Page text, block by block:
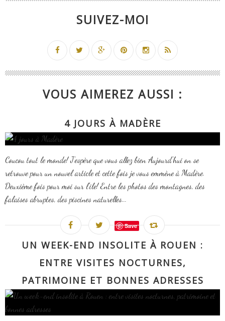
SUIVEZ-MOI
VOUS AIMEREZ AUSSI :
4 JOURS À MADÈRE
Coucou tout le monde! J'espère que vous allez bien Aujourd'hui on se
retrouve pour un nouvel article et cette fois je vous emmène à Madère.
Deuxième fois pour moi sur l'ile! Entre les photos des montagnes, des
falaises abruptes, des piscines naturelles...
Save
UN WEEK-END INSOLITE À ROUEN :
ENTRE VISITES NOCTURNES,
PATRIMOINE ET BONNES ADRESSES